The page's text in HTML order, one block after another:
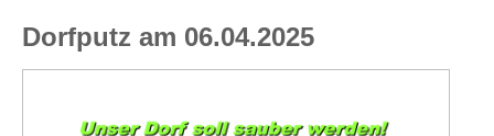
Dorfputz am 06.04.2025